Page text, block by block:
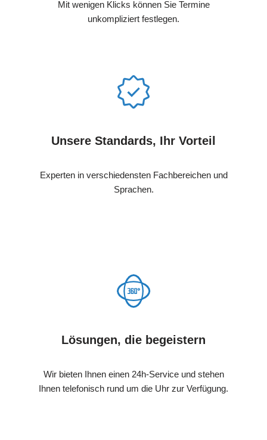
Mit wenigen Klicks können Sie Termine
unkompliziert festlegen.
Unsere Standards, Ihr Vorteil
Experten in verschiedensten Fachbereichen und
Sprachen.
Lösungen, die begeistern
Wir bieten Ihnen einen 24h-Service und stehen
Ihnen telefonisch rund um die Uhr zur Verfügung.